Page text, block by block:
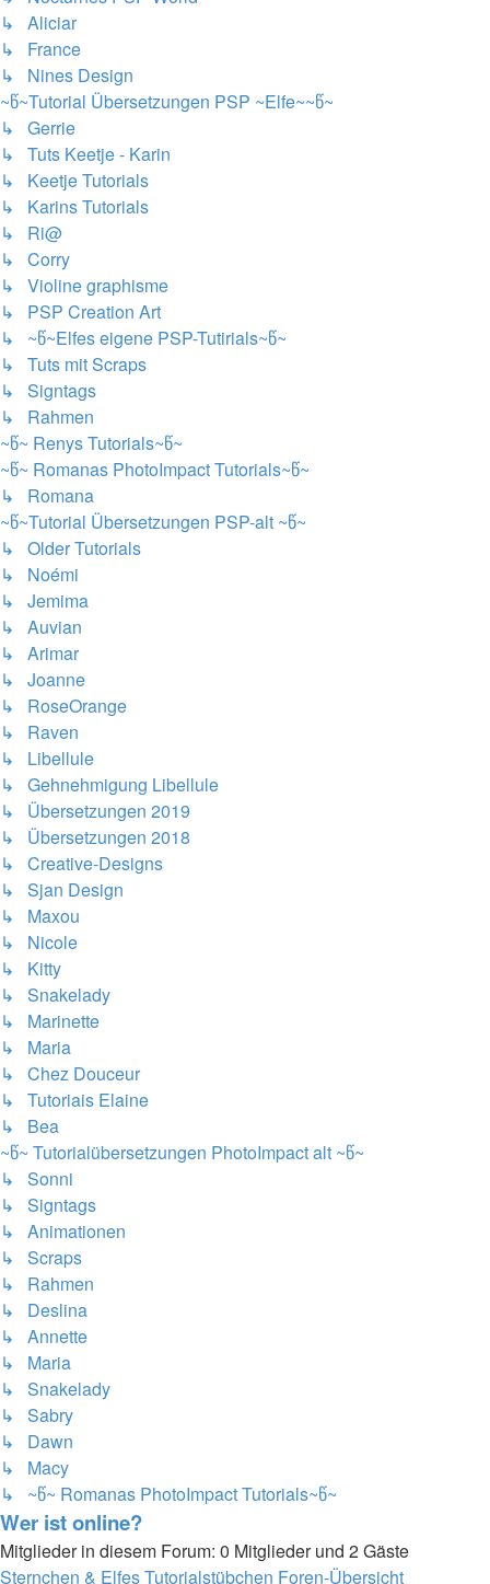
↳ Aliciar
↳ France
↳ Nines Design
~წ~Tutorial Übersetzungen PSP ~Elfe~~წ~
↳ Gerrie
↳ Tuts Keetje - Karin
↳ Keetje Tutorials
↳ Karins Tutorials
↳ Ri@
↳ Corry
↳ Violine graphisme
↳ PSP Creation Art
↳ ~წ~Elfes eigene PSP-Tutirials~წ~
↳ Tuts mit Scraps
↳ Signtags
↳ Rahmen
~წ~ Renys Tutorials~წ~
~წ~ Romanas PhotoImpact Tutorials~წ~
↳ Romana
~წ~Tutorial Übersetzungen PSP-alt ~წ~
↳ Older Tutorials
↳ Noémi
↳ Jemima
↳ Auvian
↳ Arimar
↳ Joanne
↳ RoseOrange
↳ Raven
↳ Libellule
↳ Gehnehmigung Libellule
↳ Übersetzungen 2019
↳ Übersetzungen 2018
↳ Creative-Designs
↳ Sjan Design
↳ Maxou
↳ Nicole
↳ Kitty
↳ Snakelady
↳ Marinette
↳ Maria
↳ Chez Douceur
↳ Tutoriais Elaine
↳ Bea
~წ~ Tutorialübersetzungen PhotoImpact alt ~წ~
↳ Sonni
↳ Signtags
↳ Animationen
↳ Scraps
↳ Rahmen
↳ Deslina
↳ Annette
↳ Maria
↳ Snakelady
↳ Sabry
↳ Dawn
↳ Macy
↳ ~წ~ Romanas PhotoImpact Tutorials~წ~
Wer ist online?
Mitglieder in diesem Forum: 0 Mitglieder und 2 Gäste
Sternchen & Elfes Tutorialstübchen Foren-Übersicht